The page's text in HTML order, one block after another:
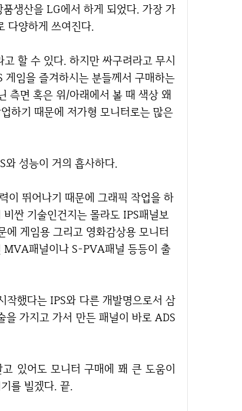
생산을 LG에서 하게 되었다. 가장 가
다양하게 쓰여진다.
할 수 있다. 하지만 싸구려라고 무시
임을 즐겨하시는 분들께서 구매하는
측면 혹은 위/아래에서 볼 때 색상 왜
하기 때문에 저가형 모니터로는 많은
와 성능이 거의 흡사하다.
이 뛰어나기 때문에 그래픽 작업을 하
싼 기술인건지는 몰라도 IPS패널보
게임용 그리고 영화감상용 모니터
MVA패널이나 S-PVA패널 등등이 출
작했다는 IPS와 다른 개발명으로서 삼
을 가지고 가서 만든 패널이 바로 ADS
를 빌겠다. 끝.